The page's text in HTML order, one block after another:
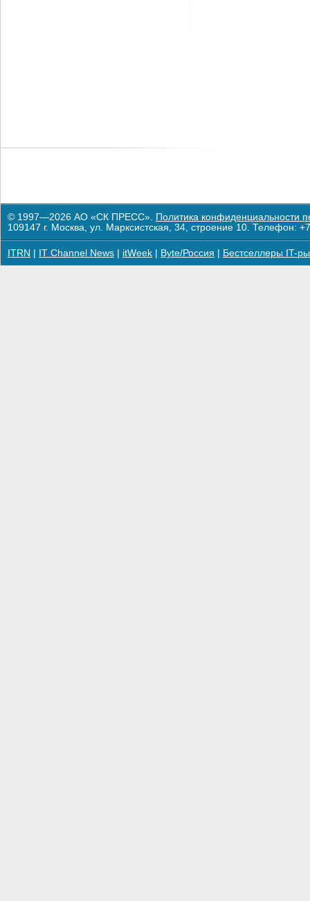
© 1997—2026 АО «СК ПРЕСС». Политика конфиденциальности
109147 г. Москва, ул. Марксистская, 34, строение 10. Телефон:
ITRN IT Channel News itWeek Byte/Россия Бестселлеры IT-